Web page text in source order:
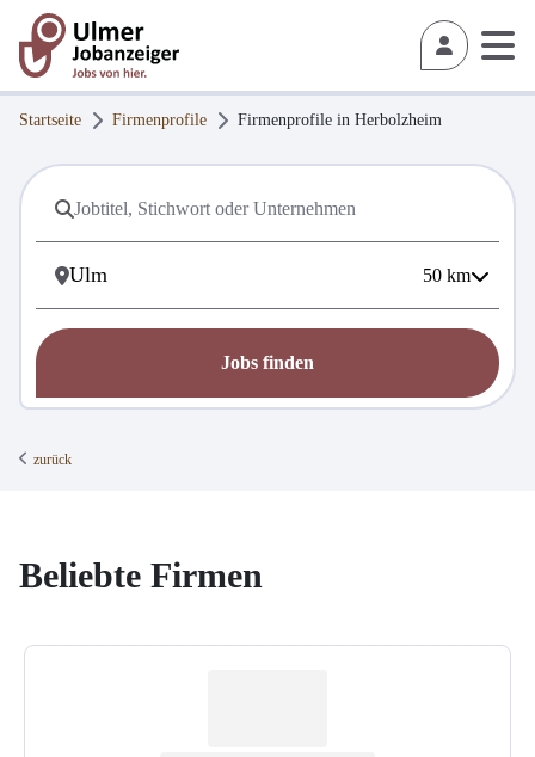
Startseite Firmenprofile Firmenprofile in Herbolzheim
50 km
Jobs finden
zurück
Beliebte Firmen